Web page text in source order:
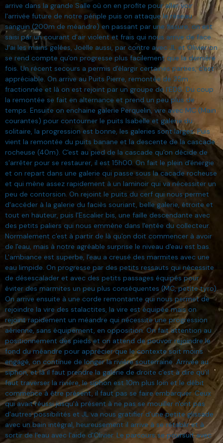
arrive dans la grande Salle où on en profite pour aller voir
l'arrivée future de notre périple puis on attaque le réseau
sanguin (200m de méandre) en passant par une fissure, on est
saisi par un courant d'air violent et frais qui nous arrive de face.
J'ai les mains gelées, Joëlle aussi, par contre avec JL et Olivier on
se rend compte qu'on progresse plus facilement que la dernière
fois. Un récent secours a permis d'élargir certaines parties, c'est
appréciable. On arrive au Puits Pierre, remontée de 35m
fractionnée et là on est rejoint par un groupe de l'EDS. Du coup
la remontée se fait en alternance et prend un peu plus de
temps. Ensuite on enchaine galerie Perquelin, vire avec MC (Main
courantes) pour contourner le puits Isabelle et galerie du
solitaire, la progression est bonne, les galeries sont larges. Puis
vient la remontée du puits banane et la descente de la cascade
rocheuse (40m). C'est au pied de la cascade qu'on décide de
s'arrêter pour se restaurer, il est 15h00. On fait le plein d'énergie
et on repart dans une galerie qui passe sous la cacade rocheuse
et qui mène assez rapidement à un laminoir qui va nécessiter un
peu de contorsion. On rejoint le puits du cerf qui nous permet
d'accéder à la galerie du faciès souriant, belle galerie, étroite et
tout en hauteur, puis l'Escalier bis, une faille descendante avec
des petits paliers qui nous emmène dans l'entée du collecteur.
Normalement c'est à partir de là qu'on doit commencer à avoir
de l'eau, mais à notre agréable surprise le niveau d'eau est bas.
L'ambiance est superbe, l'eau a creusé des marmites avec une
eau limpide. On progresse par des petits ressauts qui nécessite
de désescalader et avec des petits passages équipés pour
éviter des marmites un peu plus conséquentes (MC, petite tyro).
On arrive ensuite à une corde remontante qui nous permet de
rejoindre la vire des stalactites, la vire est équipée mais on
rejoint rapidement un méandre qui nécessite une progression
aérienne, sans équipement, en opposition. On fait attention au
positionnement des pieds et on attend de pouvoir rejoindre le
fond du méandre pour apprécier que le contexte soit moins
engagé, on continue de longer la rivière souterraine. Arrivée au
siphon, et là il faut prendre la galerie de droite c'est à dire qu'il
faut traverser la rivière, le siphon est 10m plus loin et le débit
commence à être présent, il faut pas se faire embarquer. Ceux
qui avait réussi jusqu'à présent à ne pas se mouiller n'ont pas
d'autres possibilités et JL va nous gratifier d'une petite glissade
avec un bain intégral, heureusement il arrive à se rétablir et à
sortir de l'eau avec l'aide d'Olivier. Le parcours se poursuit avec